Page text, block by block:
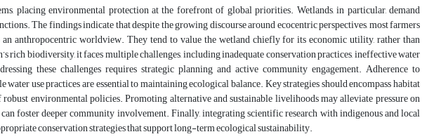
placing environmental protection at the forefront of global priorities. Wetlands, in particular, demand
The findings indicate that despite the growing discourse around ecocentric perspectives, most farmers
anthropocentric worldview. They tend to value the wetland chiefly for its economic utility, rather than
rich biodiversity, it faces multiple challenges, including inadequate conservation practices, ineffective water
these challenges requires strategic planning and active community engagement. Adherence to
use practices are essential to maintaining ecological balance. Key strategies should encompass habitat
environmental policies. Promoting alternative and sustainable livelihoods may alleviate pressure on
foster deeper community involvement. Finally, integrating scientific research with indigenous and local
conservation strategies that support long-term ecological sustainability.